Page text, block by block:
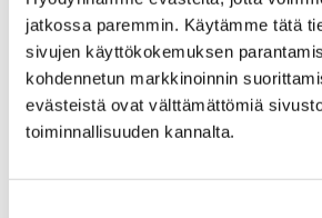
jatkossa paremmin. Käytämme tätä
sivujen käyttökokemuksen
kohdennetun markkinoinnin
evästeistä ovat välttämättömiä
toiminnallisuuden kannalta.
Näin juhannus vaikuttaa